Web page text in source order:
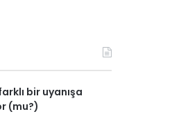
bir uyanışa
(mu?)